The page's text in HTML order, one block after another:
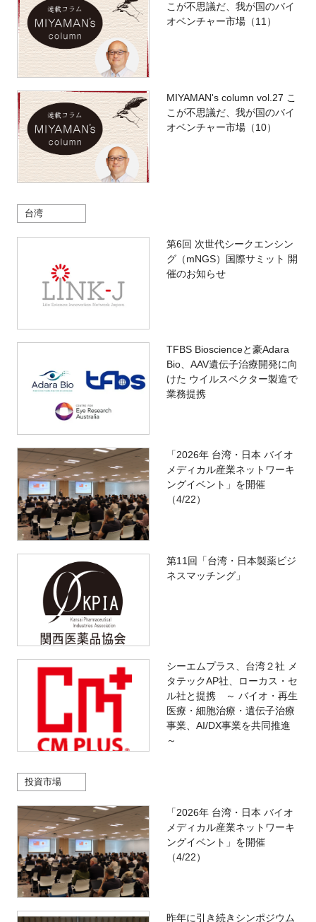
こが不思議だ、我が国のバイ
オベンチャー市場（11）
MIYAMAN's column vol.27 こ
こが不思議だ、我が国のバイ
オベンチャー市場（10）
台湾
第6回 次世代シークエンシン
グ（mNGS）国際サミット 開
催のお知らせ
TFBS Bioscienceと豪Adara
Bio、AAV遺伝子治療開発に向
けた ウイルスベクター製造で
業務提携
「2026年 台湾・日本 バイオ
メディカル産業ネットワーキ
ングイベント」を開催
（4/22）
第11回「台湾・日本製薬ビジ
ネスマッチング」
シーエムプラス、台湾２社 メ
タテックAP社、ローカス・セ
ル社と提携 ～ バイオ・再生
医療・細胞治療・遺伝子治療
事業、AI/DX事業を共同推進
～
投資市場
「2026年 台湾・日本 バイオ
メディカル産業ネットワーキ
ングイベント」を開催
（4/22）
昨年に引き続きシンポジウム